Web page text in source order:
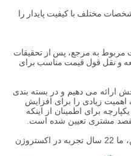
مختلف با کیفیت پایدار را
مربوط به مرجع، پس از تحقیقات
و نقل قول قیمت مناسب برای
ارائه می دهیم و در بسته بندی
اهمیت زیادی را برای افزایش
برای اطمینان از اینکه
مشتری تعیین شده است.
به عنوان یک تولید کننده پیشرو در چین، ما 22 سال تجربه در اکستروژن